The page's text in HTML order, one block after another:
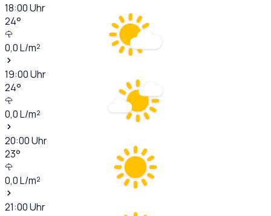
18:00Uhr
24°
0,0L/m²
19:00Uhr
24°
0,0L/m²
20:00Uhr
23°
0,0L/m²
21:00Uhr